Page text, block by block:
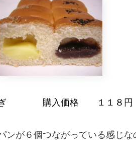
なぎ 購入価格 １１８円
ンが６個つながっている感じ